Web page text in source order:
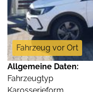
Fahrzeug vor Ort
Allgemeine Daten:
Fahrzeugtyp